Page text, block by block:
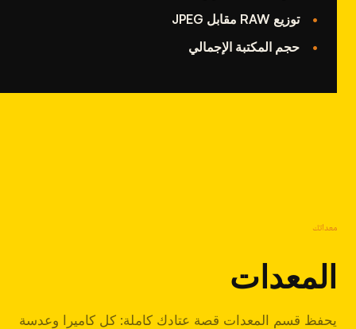
توزيع RAW مقابل JPEG
حجم المكتبة الإجمالي
معداتك
المعدات
يحفظ قسم المعدات قصة عتادك كاملة: كل كاميرا وعدسة